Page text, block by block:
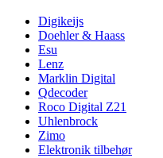
Digikeijs
Doehler & Haass
Esu
Lenz
Marklin Digital
Qdecoder
Roco Digital Z21
Uhlenbrock
Zimo
Elektronik tilbehør